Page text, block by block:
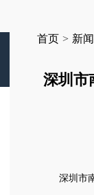
首页 > 新
深圳市
深圳市